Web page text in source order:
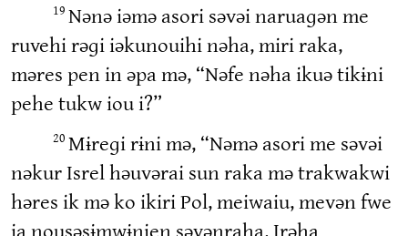
19 Nənə iəmə asori səvəi naruaɡən me
ruvehi rəɡi iəkunouihi nəha, miri raka,
məres pen in əpa mə, “Nəfe nəha ikuə tikɨni
pehe tukw iou i?”
20 Mɨreɡi rɨni mə, “Nəmə asori me səvəi
nəkur Isrel həuvərai sun raka mə trakwakwi
həres ik mə ko ikiri Pol, meiwaiu, mevən fwe
ia nousəsɨmwɨnien səvənraha. Irəha